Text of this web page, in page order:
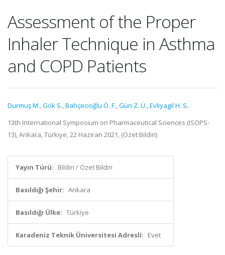
Assessment of the Proper
Inhaler Technique in Asthma
and COPD Patients
Durmuş M.,Gök S.,Bahçecioğlu Ö. F.,Gün Z. Ü.,Evliyagil H. S.
13th International Symposium on Pharmaceutical Sciences (ISOPS-
13), Ankara, Türkiye, 22 Haziran 2021, (Özet Bildiri)
Yayın Türü: Bildiri / Özet Bildiri
Basıldığı Şehir: Ankara
Basıldığı Ülke: Türkiye
Karadeniz Teknik Üniversitesi Adresli: Evet